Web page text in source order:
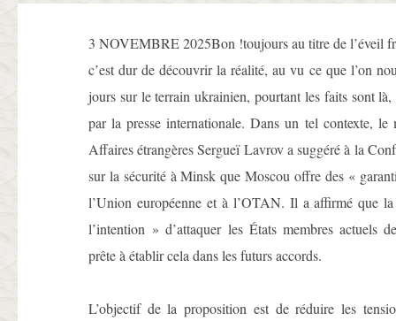
3 NOVEMBRE 2025Bon !toujours au titre de l’éveil
c’est dur de découvrir la réalité, au vu ce que l’on
jours sur le terrain ukrainien, pourtant les faits sont là,
par la presse internationale. Dans un tel contexte, le
Affaires étrangères Sergueï Lavrov a suggéré à la
sur la sécurité à Minsk que Moscou offre des «
l’Union européenne et à l’OTAN. Il a affirmé que la
l’intention » d’attaquer les États membres actuels
prête à établir cela dans les futurs accords.
L’objectif de la proposition est de réduire les